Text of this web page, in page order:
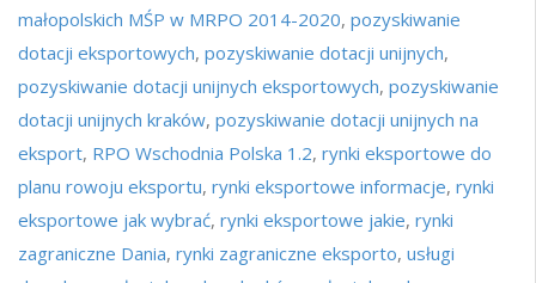
małopolskich MŚP w MRPO 2014-2020, pozyskiwanie
dotacji eksportowych, pozyskiwanie dotacji unijnych,
pozyskiwanie dotacji unijnych eksportowych, pozyskiwanie
dotacji unijnych kraków, pozyskiwanie dotacji unijnych na
eksport, RPO Wschodnia Polska 1.2, rynki eksportowe do
planu rowoju eksportu, rynki eksportowe informacje, rynki
eksportowe jak wybrać, rynki eksportowe jakie, rynki
zagraniczne Dania, rynki zagraniczne eksporto, usługi